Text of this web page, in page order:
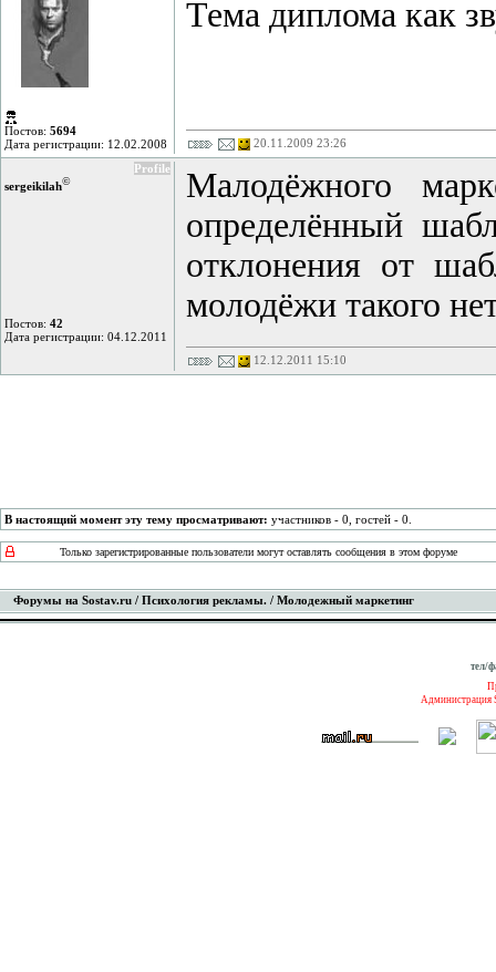
Постов: 5694
Дата регистрации: 12.02.2008
Тема диплома как
20.11.2009 23:26
Profile
sergeikilah©
Постов: 42
Дата регистрации: 04.12.2011
Малодёжного
определённый
отклонения от
молодёжи такого
12.12.2011 15:10
В настоящий момент эту тему просматривают: участников - 0, гостей - 0.
Только зарегистрированные пользователи могут оставлять сообщения в этом форуме
Форумы на Sostav.ru / Психология рекламы. / Молодежный маркетинг
тел/
Администрация